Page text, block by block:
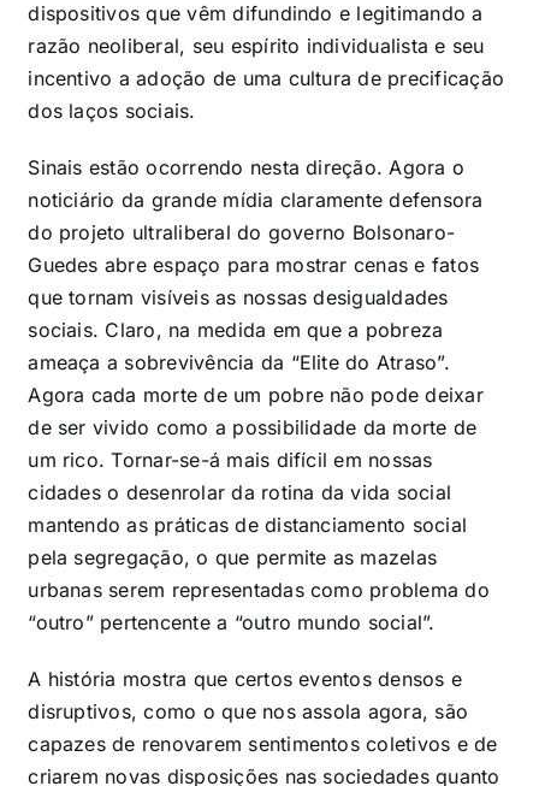
dispositivos que vêm difundindo e legitimando a
razão neoliberal, seu espírito individualista e seu
incentivo a adoção de uma cultura de precificação
dos laços sociais.
Sinais estão ocorrendo nesta direção. Agora o
noticiário da grande mídia claramente defensora
do projeto ultraliberal do governo Bolsonaro-
Guedes abre espaço para mostrar cenas e fatos
que tornam visíveis as nossas desigualdades
sociais. Claro, na medida em que a pobreza
ameaça a sobrevivência da “Elite do Atraso”.
Agora cada morte de um pobre não pode deixar
de ser vivido como a possibilidade da morte de
um rico. Tornar-se-á mais difícil em nossas
cidades o desenrolar da rotina da vida social
mantendo as práticas de distanciamento social
pela segregação, o que permite as mazelas
urbanas serem representadas como problema do
“outro” pertencente a “outro mundo social”.
A história mostra que certos eventos densos e
disruptivos, como o que nos assola agora, são
capazes de renovarem sentimentos coletivos e de
criarem novas disposições nas sociedades quanto